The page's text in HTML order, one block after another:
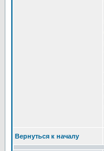
Вернуться к началу